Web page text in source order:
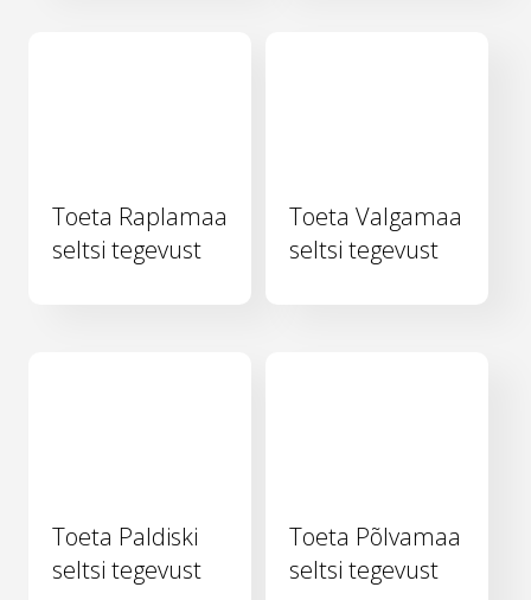
Toeta Raplamaa
seltsi tegevust
Toeta Valgamaa
seltsi tegevust
Toeta Paldiski
seltsi tegevust
Toeta Põlvamaa
seltsi tegevust